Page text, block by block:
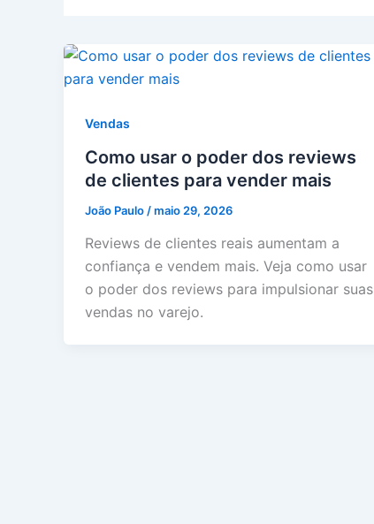
Vendas
Como usar o poder dos reviews
de clientes para vender mais
João Paulo /maio 29, 2026
Reviews de clientes reais aumentam a
confiança e vendem mais. Veja como usar
o poder dos reviews para impulsionar suas
vendas no varejo.